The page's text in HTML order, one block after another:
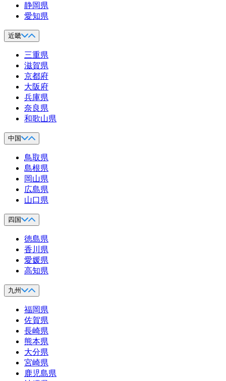
静岡県
愛知県
近畿
三重県
滋賀県
京都府
大阪府
兵庫県
奈良県
和歌山県
中国
鳥取県
島根県
岡山県
広島県
山口県
四国
徳島県
香川県
愛媛県
高知県
九州
福岡県
佐賀県
長崎県
熊本県
大分県
宮崎県
鹿児島県